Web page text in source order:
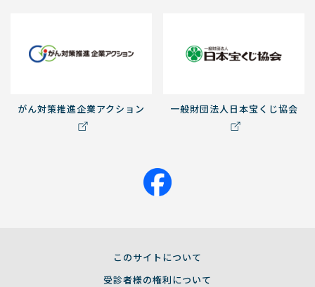
がん対策推進企業アクション 一般財団法人日本宝くじ協会
このサイトについて
受診者様の権利について